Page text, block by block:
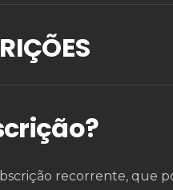
recorrente, que